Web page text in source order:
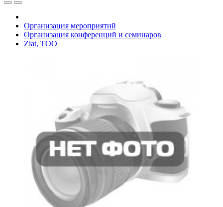
Организация мероприятий
Организация конференций и семинаров
Ziat, ТОО